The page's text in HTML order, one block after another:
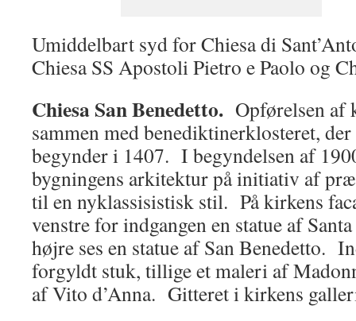
Umiddelbart syd for Chiesa di
Chiesa SS Apostoli Pietro e Paolo og
Chiesa San Benedetto. Opførelsen af
sammen med benediktinerklosteret,
begynder i 1407. I begyndelsen af
bygningens arkitektur på initiativ af
til en nyklassisistisk stil. På kirkens
venstre for indgangen en statue af
højre ses en statue af San Benedetto.
forgyldt stuk, tillige et maleri af
af Vito d’Anna. Gitteret i kirkens